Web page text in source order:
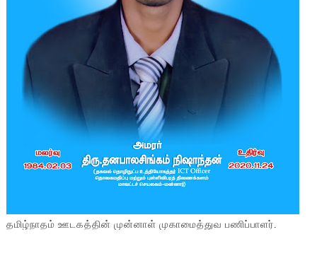
தமிழ்நாதம் ஊடகத்தின் முன்னாள் முகாமைத்துவ பணிப்பாளர்.